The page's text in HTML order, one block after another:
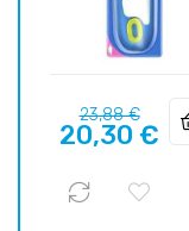
Precio
regular
23,88 €Precio
20,30 €